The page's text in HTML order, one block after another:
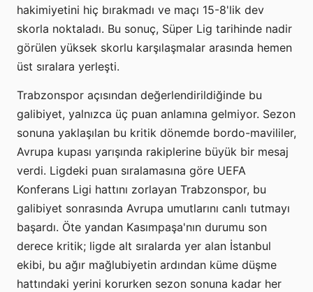
hakimiyetini hiç bırakmadı ve maçı 15-8'lik dev
skorla noktaladı. Bu sonuç, Süper Lig tarihinde nadir
görülen yüksek skorlu karşılaşmalar arasında hemen
üst sıralara yerleşti.
Trabzonspor açısından değerlendirildiğinde bu
galibiyet, yalnızca üç puan anlamına gelmiyor. Sezon
sonuna yaklaşılan bu kritik dönemde bordo-mavililer,
Avrupa kupası yarışında rakiplerine büyük bir mesaj
verdi. Ligdeki puan sıralamasına göre UEFA
Konferans Ligi hattını zorlayan Trabzonspor, bu
galibiyet sonrasında Avrupa umutlarını canlı tutmayı
başardı. Öte yandan Kasımpaşa'nın durumu son
derece kritik; ligde alt sıralarda yer alan İstanbul
ekibi, bu ağır mağlubiyetin ardından küme düşme
hattındaki yerini korurken sezon sonuna kadar her